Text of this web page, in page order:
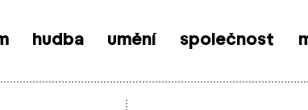
hudba umění společnost